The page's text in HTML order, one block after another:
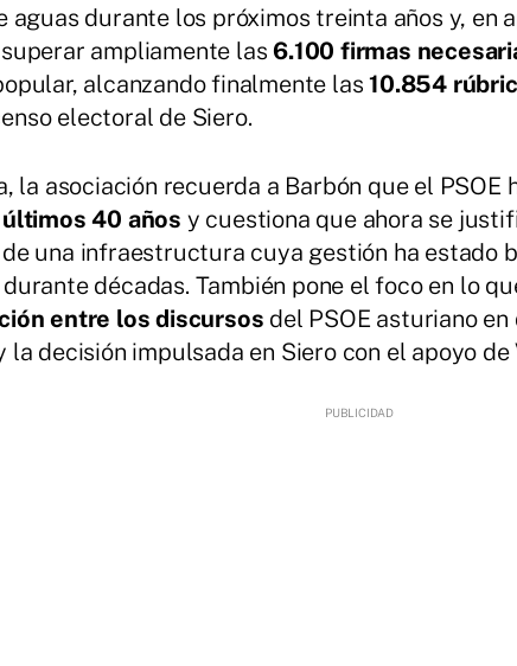
aguas durante los próximos treinta años y, en
ampliamente las 6.100 firmas
alcanzando finalmente las10.854
electoral de Siero.
la asociación recuerda a Barbón que el PSOE
40 años y cuestiona que ahora se
de una infraestructura cuya gestión ha estado
décadas. También pone el foco en lo
entre los discursos del PSOE asturiano
la decisión impulsada en Siero con el apoyo de